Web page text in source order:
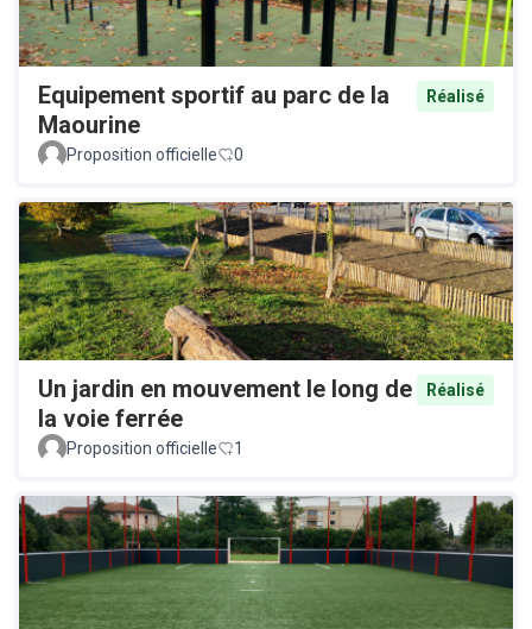
Equipement sportif au parc de la
Maourine
Réalisé
Proposition officielle 0
Un jardin en mouvement le long de
la voie ferrée
Réalisé
Proposition officielle 1